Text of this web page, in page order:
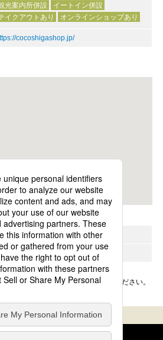
光案内所併設
イートイン併設
イクアウトあり
オンラインショップあり
cocoshigashop.jp/
畿
京・丸の内・日本橋エリア
ます。各ショップにお問い合わせください。
リシー このサイトについて